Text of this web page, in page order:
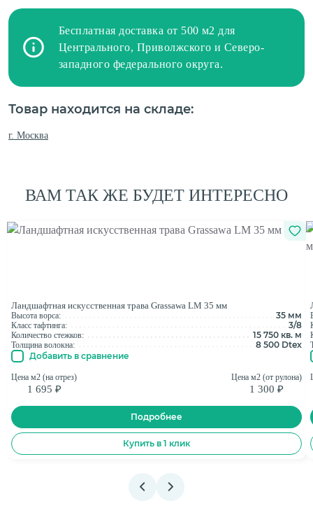
Бесплатная доставка от 500 м2 для
Центрального, Приволжского и Северо-
западного федерального округа.
Товар находится на складе:
г. Москва
ВАМ ТАК ЖЕ БУДЕТ ИНТЕРЕСНО
Ландшафтная искусственная трава Grassawa LM 35 мм
Высота ворса: 35 мм
Класс тафтинга: 3/8
Количество стежков: 15 750 кв. м
Толщина волокна:
8 500 Dtex
Добавить в сравнение
Цена м2 (на отрез)
1 695 ₽
Цена м2 (от рулона)
1 300 ₽
Подробнее
Купить в 1 клик